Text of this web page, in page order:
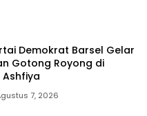
Demokrat Barsel Gelar
Gotong Royong di
7, 2026